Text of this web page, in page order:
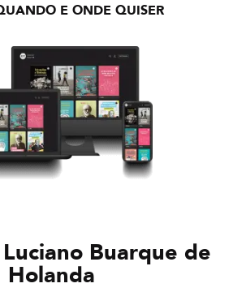
E ONDE QUISER
Luciano Buarque de
Holanda